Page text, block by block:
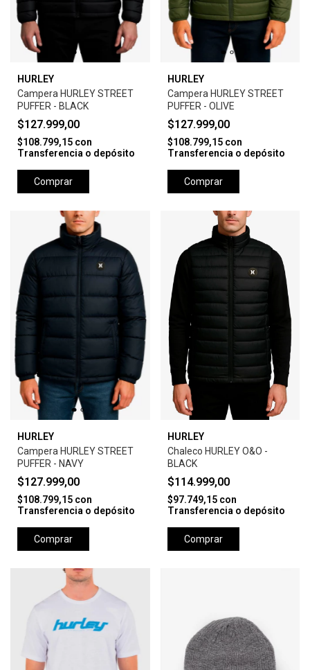
HURLEY
Campera HURLEY STREET
PUFFER - BLACK
$127.999,00
$108.799,15 con
Transferencia o depósito
Comprar
HURLEY
Campera HURLEY STREET
PUFFER - OLIVE
$127.999,00
$108.799,15 con
Transferencia o depósito
Comprar
HURLEY
Campera HURLEY STREET
PUFFER - NAVY
$127.999,00
$108.799,15 con
Transferencia o depósito
Comprar
HURLEY
Chaleco HURLEY O&O -
BLACK
$114.999,00
$97.749,15 con
Transferencia o depósito
Comprar